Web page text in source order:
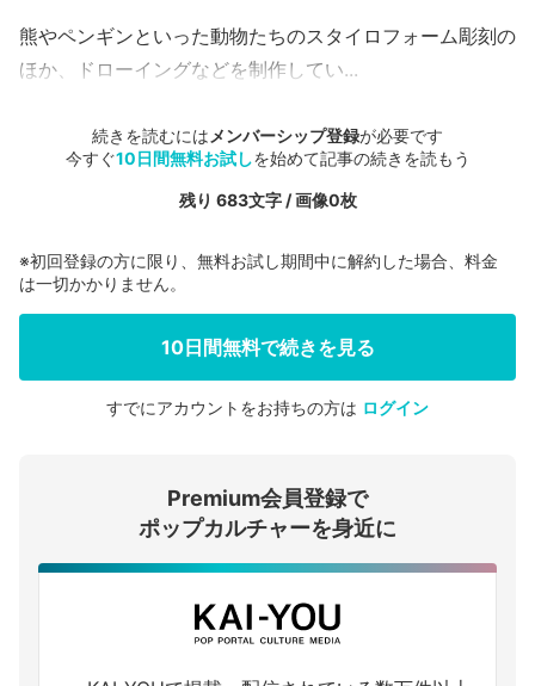
熊やペンギンといった動物たちのスタイロフォーム彫刻の
ほか、ドローイングなどを制作してい...
続きを読むには メンバーシップ登録が必要です
今すぐ10日間無料お試しを始めて記事の続きを読もう
残り 683文字 / 画像0枚
会員登録する
ログインする
※初回登録の方に限り、無料お試し期間中に解約した場合、料金
は一切かかりません。
10日間無料で続きを見る
すでにアカウントをお持ちの方は ログイン
Premium会員登録で
ポップカルチャーを身近に